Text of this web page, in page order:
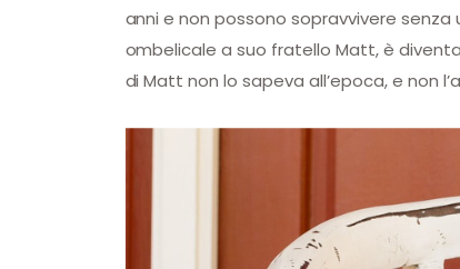
anni e non possono sopravvivere
ombelicale a suo fratello Matt, è
di Matt non lo sapeva all’epoca, e non